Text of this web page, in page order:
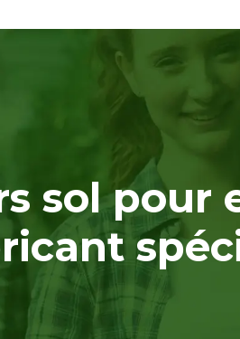
sol pour